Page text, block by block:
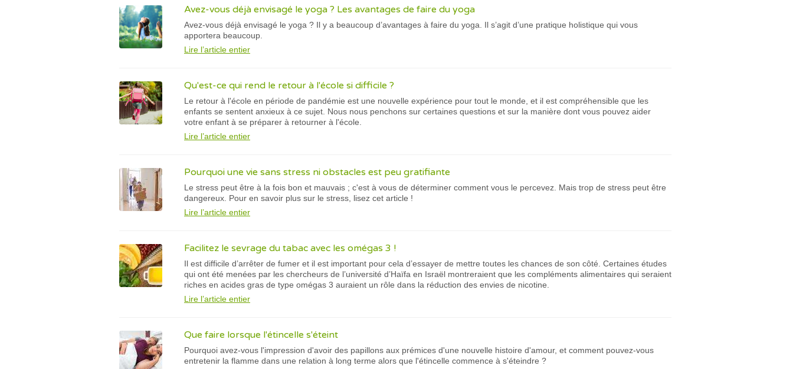
Avez-vous déjà envisagé le yoga ? Les avantages de faire du yoga
Avez-vous déjà envisagé le yoga ? Il y a beaucoup d’avantages à faire du yoga. Il s’agit d’une pratique holistique qui vous
apportera beaucoup.
Lire l’article entier
Qu'est-ce qui rend le retour à l'école si difficile ?
Le retour à l'école en période de pandémie est une nouvelle expérience pour tout le monde, et il est compréhensible que les
enfants se sentent anxieux à ce sujet. Nous nous penchons sur certaines questions et sur la manière dont vous pouvez aider
votre enfant à se préparer à retourner à l'école.
Lire l’article entier
Pourquoi une vie sans stress ni obstacles est peu gratifiante
Le stress peut être à la fois bon et mauvais ; c'est à vous de déterminer comment vous le percevez. Mais trop de stress peut être
dangereux. Pour en savoir plus sur le stress, lisez cet article !
Lire l’article entier
Facilitez le sevrage du tabac avec les omégas 3 !
Il est difficile d’arrêter de fumer et il est important pour cela d’essayer de mettre toutes les chances de son côté. Certaines études
qui ont été menées par les chercheurs de l’université d’Haïfa en Israël montreraient que les compléments alimentaires qui seraient
riches en acides gras de type omégas 3 auraient un rôle dans la réduction des envies de nicotine.
Lire l’article entier
Que faire lorsque l'étincelle s'éteint
Pourquoi avez-vous l'impression d'avoir des papillons aux prémices d'une nouvelle histoire d'amour, et comment pouvez-vous
entretenir la flamme dans une relation à long terme alors que l'étincelle commence à s'éteindre ?